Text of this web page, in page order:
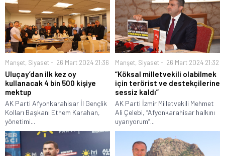
Manşet, Siyaset 26 Mart 2024 21:36
Uluçay’dan ilk kez oy
kullanacak 4 bin 500 kişiye
mektup
AK Parti Afyonkarahisar İl Gençlik
Kolları Başkanı Ethem Karahan,
yönetimi...
Manşet, Siyaset 26 Mart 2024 21:32
“Köksal milletvekili olabilmek
için terörist ve destekçilerine
sessiz kaldı”
AK Parti İzmir Milletvekili Mehmet
Ali Çelebi, “Afyonkarahisar halkını
uyarıyorum”...